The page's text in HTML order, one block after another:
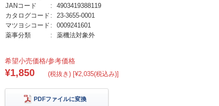
JANコード
4903419388119
カタログコード
23-3655-0001
マツヨシコード
0009241601
薬事分類
薬機法対象外
希望小売価格/参考価格
¥1,850 (税抜き) [¥2,035(税込み)]
PDFファイルに変換